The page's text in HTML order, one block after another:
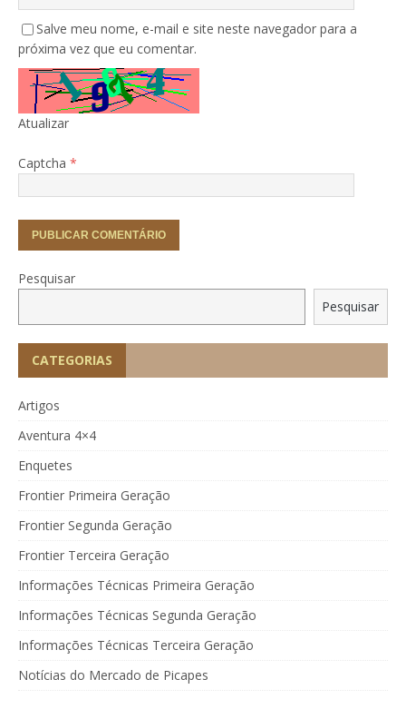
Salve meu nome, e-mail e site neste navegador para a
próxima vez que eu comentar.
Atualizar
Captcha *
Pesquisar
Pesquisar
CATEGORIAS
Artigos
Aventura 4×4
Enquetes
Frontier Primeira Geração
Frontier Segunda Geração
Frontier Terceira Geração
Informações Técnicas Primeira Geração
Informações Técnicas Segunda Geração
Informações Técnicas Terceira Geração
Notícias do Mercado de Picapes